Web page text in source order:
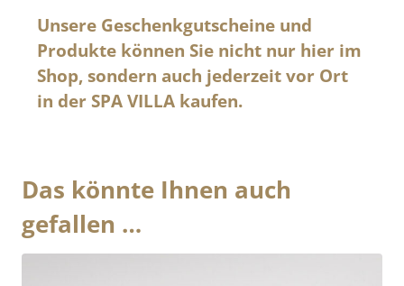
Unsere Geschenkgutscheine und
Produkte können Sie nicht nur hier im
Shop, sondern auch jederzeit vor Ort
in der SPA VILLA kaufen.
Das könnte Ihnen auch
gefallen …